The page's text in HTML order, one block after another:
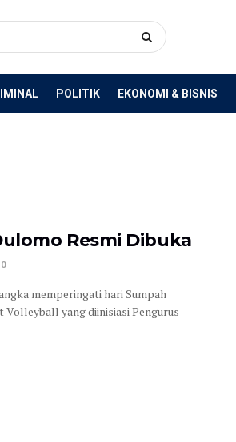
POLITIK EKONOMI & BISNIS
Resmi Dibuka
0
memperingati hari Sumpah
Volleyball yang diinisiasi Pengurus